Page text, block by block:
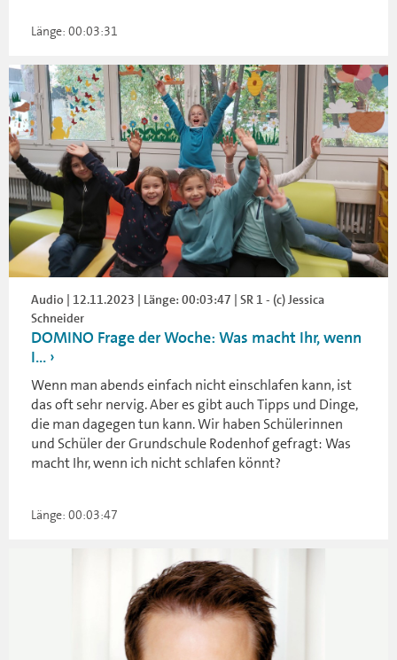
Länge: 00:03:31
Audio | 12.11.2023 | Länge: 00:03:47 | SR 1 - (c) Jessica
Schneider
DOMINO Frage der Woche: Was macht Ihr, wenn
I...
Wenn man abends einfach nicht einschlafen kann, ist
das oft sehr nervig. Aber es gibt auch Tipps und Dinge,
die man dagegen tun kann. Wir haben Schülerinnen
und Schüler der Grundschule Rodenhof gefragt: Was
macht Ihr, wenn ich nicht schlafen könnt?
Länge: 00:03:47